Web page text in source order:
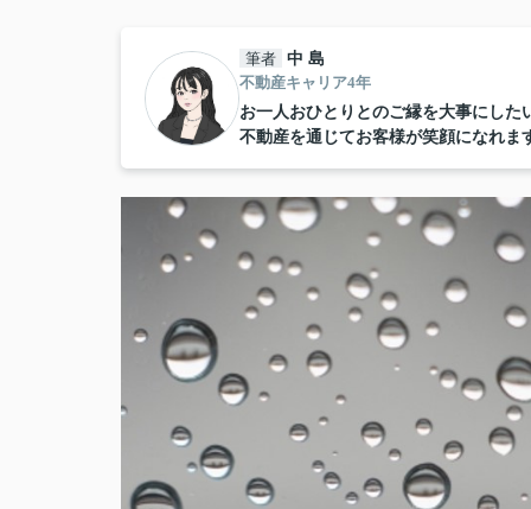
筆者 中 島
不動産キャリア4年
お一人おひとりとのご縁を大事にした
不動産を通じてお客様が笑顔になれま